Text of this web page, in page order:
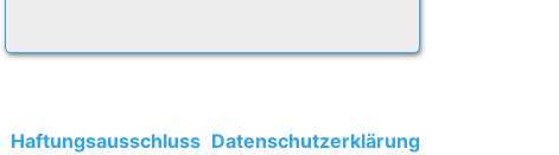
Haftungsausschluss Datenschutzerklärung